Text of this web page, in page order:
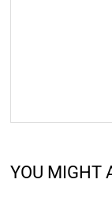
YOU MIGHT